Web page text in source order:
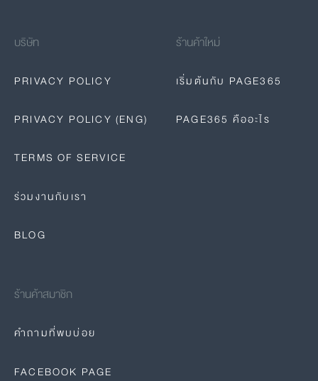
บริษัท
PRIVACY POLICY
PRIVACY POLICY (ENG)
TERMS OF SERVICE
ร่วมงานกับเรา
BLOG
ร้านค้าใหม่
เริ่มต้นกับ PAGE365
PAGE365 คืออะไร
ร้านค้าสมาชิก
คำถามที่พบบ่อย
FACEBOOK PAGE